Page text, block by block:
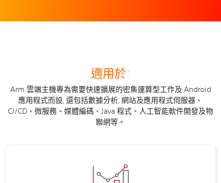
適用於:
Arm 雲端主機專為需要快速擴展的密集運算型工作及 Android
應用程式而設, 還包括數據分析, 網站及應用程式伺服器、
CI/CD、微服務、媒體編碼、Java 程式、人工智能軟件開發及物
聯網等。